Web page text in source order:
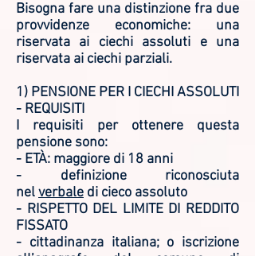
Bisogna fare una distinzione fra due
provvidenze economiche: una
riservata ai ciechi assoluti e una
riservata ai ciechi parziali.
1) PENSIONE PER I CIECHI ASSOLUTI
- REQUISITI
I requisiti per ottenere questa
pensione sono:
- ETÀ: maggiore di 18 anni
- definizione riconosciuta
nelverbale di cieco assoluto
- RISPETTO DEL LIMITE DI REDDITO
FISSATO
- cittadinanza italiana; o iscrizione